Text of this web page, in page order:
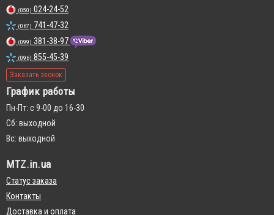
(050) 024-24-52
(067) 741-47-32
(099) 381-38-97
(096) 855-45-39
Заказать звонок
График работы
Пн-Пт: с 9-00 до 16-30
Сб: выходной
Вс: выходной
MTZ.in.ua
Статус заказа
Контакты
Доставка и оплата